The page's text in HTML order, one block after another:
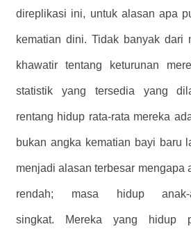
direplikasi ini, untuk alasan apa
kematian dini. Tidak banyak dari
khawatir tentang keturunan
statistik yang tersedia yang
rentang hidup rata-rata mereka
bukan angka kematian bayi baru
menjadi alasan terbesar mengapa
rendah; masa hidup
singkat. Mereka yang hidup